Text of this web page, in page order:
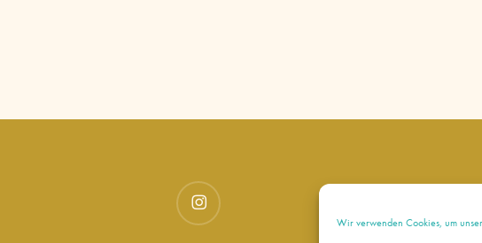
Wir verwenden Cookies, um
instagram